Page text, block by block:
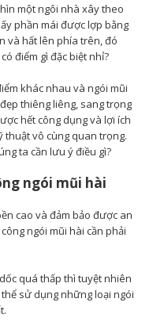
một ngôi nhà xây theo
phần mái được lợp bằng
và hất lên phía trên, đó
điểm gì đặc biệt nhỉ?
khác nhau và ngói mũi
thiêng liêng, sang trọng
hết công dụng và lợi ích
thuật vô cùng quan trọng.
ta cần lưu ý điều gì?
ngói mũi hài
cao và đảm bảo được an
ngói mũi hài cần phải
quá thấp thì tuyệt nhiên
sử dụng những loại ngói